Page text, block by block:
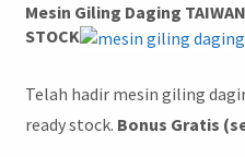
Mesin Giling Daging
STOCK
Telah hadir mesin giling
ready stock. Bonus Gratis